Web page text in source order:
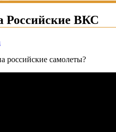
ВКС
российские самолеты?